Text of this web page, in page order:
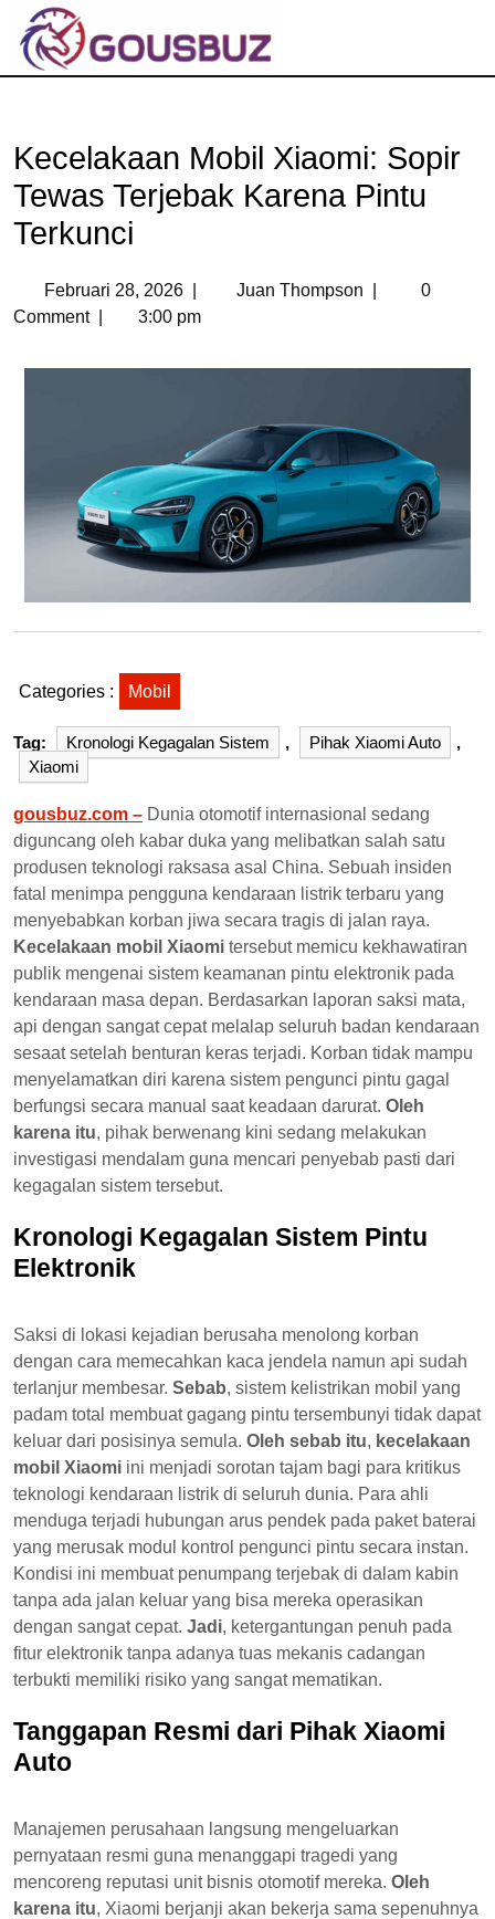
Kecelakaan Mobil Xiaomi: Sopir
Tewas Terjebak Karena Pintu
Terkunci
Februari 28, 2026 Juan Thompson
0
Comment
3:00 pm
Categories : Mobil
Tag: Kronologi Kegagalan Sistem , Pihak Xiaomi Auto
,
Xiaomi
gousbuz.com – Dunia otomotif internasional sedang
diguncang oleh kabar duka yang melibatkan salah satu
produsen teknologi raksasa asal China. Sebuah insiden
fatal menimpa pengguna kendaraan listrik terbaru yang
menyebabkan korban jiwa secara tragis di jalan raya.
Kecelakaan mobil Xiaomi tersebut memicu kekhawatiran
publik mengenai sistem keamanan pintu elektronik pada
kendaraan masa depan. Berdasarkan laporan saksi mata,
api dengan sangat cepat melalap seluruh badan kendaraan
sesaat setelah benturan keras terjadi. Korban tidak mampu
menyelamatkan diri karena sistem pengunci pintu gagal
berfungsi secara manual saat keadaan darurat. Oleh
karena itu, pihak berwenang kini sedang melakukan
investigasi mendalam guna mencari penyebab pasti dari
kegagalan sistem tersebut.
Kronologi Kegagalan Sistem Pintu
Elektronik
Saksi di lokasi kejadian berusaha menolong korban
dengan cara memecahkan kaca jendela namun api sudah
terlanjur membesar. Sebab, sistem kelistrikan mobil yang
padam total membuat gagang pintu tersembunyi tidak dapat
keluar dari posisinya semula. Oleh sebab itu, kecelakaan
mobil Xiaomi ini menjadi sorotan tajam bagi para kritikus
teknologi kendaraan listrik di seluruh dunia. Para ahli
menduga terjadi hubungan arus pendek pada paket baterai
yang merusak modul kontrol pengunci pintu secara instan.
Kondisi ini membuat penumpang terjebak di dalam kabin
tanpa ada jalan keluar yang bisa mereka operasikan
dengan sangat cepat. Jadi, ketergantungan penuh pada
fitur elektronik tanpa adanya tuas mekanis cadangan
terbukti memiliki risiko yang sangat mematikan.
Tanggapan Resmi dari Pihak Xiaomi
Auto
Manajemen perusahaan langsung mengeluarkan
pernyataan resmi guna menanggapi tragedi yang
mencoreng reputasi unit bisnis otomotif mereka. Oleh
karena itu, Xiaomi berjanji akan bekerja sama sepenuhnya